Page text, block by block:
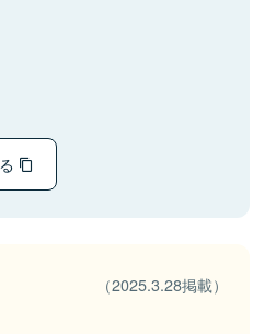
（2025.3.28掲載）